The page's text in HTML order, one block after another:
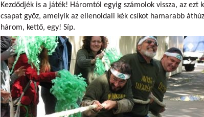
Kezdődjék is a játék! Háromtól egyig számolok vissza, az ezt
csapat győz, amelyik az ellenoldali kék csíkot hamarabb
három, kettő, egy! Síp.